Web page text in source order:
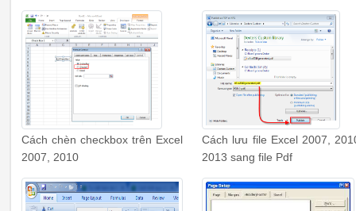
Cách chèn checkbox trên Excel
2007, 2010
Cách lưu file Excel 2007,
2013 sang file Pdf